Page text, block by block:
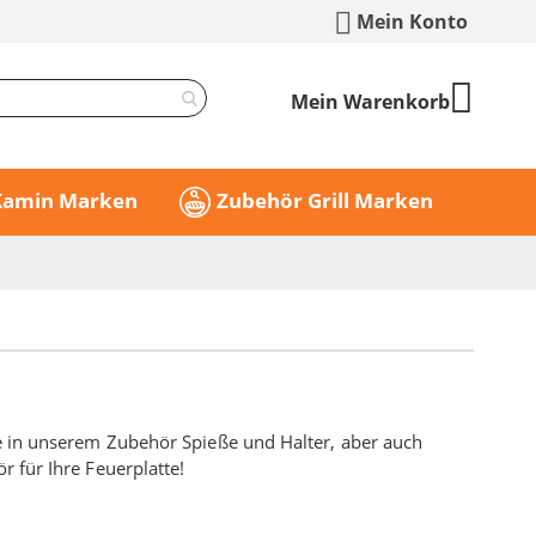
Mein Konto
Mein Warenkorb
Marken Zubehör Grill Marken
unserem Zubehör Spieße und Halter, aber auch
für Ihre Feuerplatte!